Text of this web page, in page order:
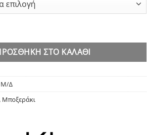
cotton ποσότητα
ΣΤΟ ΚΑΛΆΘΙ
Μ/Δ
, Μποξεράκι